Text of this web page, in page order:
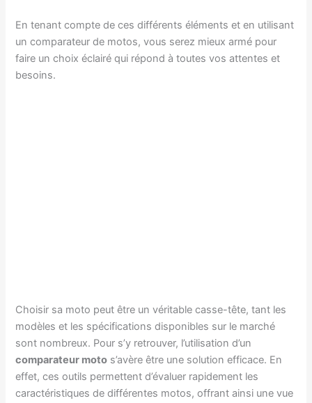
En tenant compte de ces différents éléments et en utilisant
un comparateur de motos, vous serez mieux armé pour
faire un choix éclairé qui répond à toutes vos attentes et
besoins.
Choisir sa moto peut être un véritable casse-tête, tant les
modèles et les spécifications disponibles sur le marché
sont nombreux. Pour s’y retrouver, l’utilisation d’un
comparateur moto s’avère être une solution efficace. En
effet, ces outils permettent d’évaluer rapidement les
caractéristiques de différentes motos, offrant ainsi une vue